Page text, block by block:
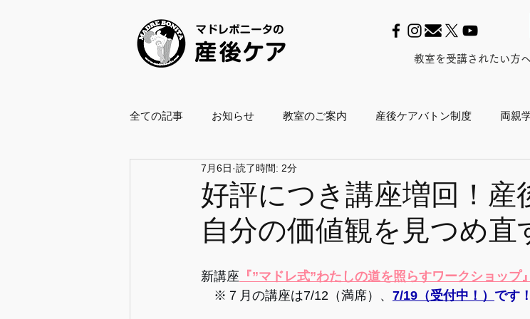
教室を受講されたい方
全ての記事 お知らせ 教室のご案内 産後ケアバトン制度 両親
養成スクール2021 養成スクール2022
ボールエクササイズ指導士 産後白書 会員活動 マドレジャーナ
企業・自治体協働 復職支援プログラム メディア 東京マラソン
好評につき講座増回！産
自分の価値観を見つめ直
7月6日 読了時間: 2分
新講座 『”マドレ式”わたしの道を照らすワークショップ』
※７月の講座は7/12（満席）、 7/19（受付中！） です！